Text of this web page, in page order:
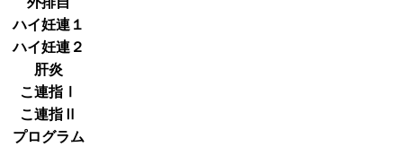
ハイ妊連１
ハイ妊連２
肝炎
こ連指Ⅰ
こ連指Ⅱ
プログラム